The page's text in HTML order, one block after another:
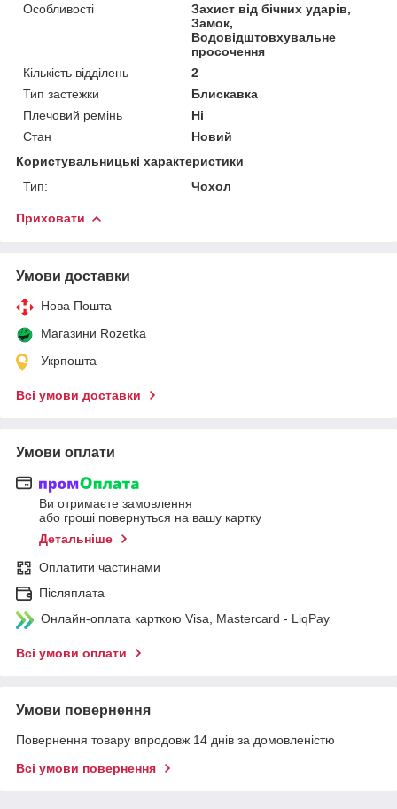
Особливості
Захист від бічних ударів,
Замок,
Водовідштовхувальне
просочення
Кількість відділень
2
Тип застежки
Блискавка
Плечовий ремінь
Ні
Стан
Новий
Користувальницькі характеристики
Тип:
Чохол
Приховати
Умови доставки
Нова Пошта
Магазини Rozetka
Укрпошта
Всі умови доставки
Умови оплати
Ви отримаєте замовлення
або гроші повернуться на вашу картку
Детальніше
Оплатити частинами
Післяплата
Онлайн-оплата карткою Visa, Mastercard - LiqPay
Всі умови оплати
Умови повернення
Повернення товару впродовж 14 днів за домовленістю
Всі умови повернення